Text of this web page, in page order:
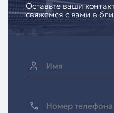
Оставьте ваши
свяжемся с вами в